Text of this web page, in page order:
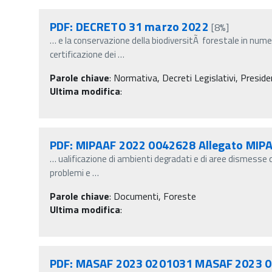
PDF: DECRETO 31 marzo 2022 [8%]
… e la conservazione della biodiversitÃ forestale in
certificazione dei…
Parole chiave: Normativa, Decreti Legislativi,
Ultima modifica:
PDF: MIPAAF 2022 0042628 Allegato
…ualificazione di ambienti degradati e di aree
problemi e…
Parole chiave: Documenti, Foreste
Ultima modifica:
PDF: MASAF 2023 0201031 MASAF